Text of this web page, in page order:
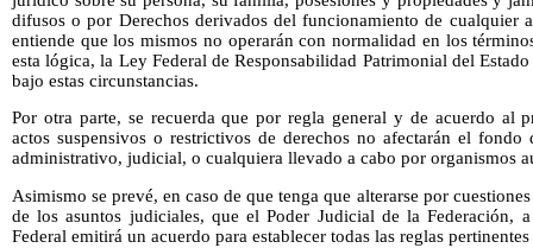
difusos o por Derechos derivados del funcionamiento de cualquier
entiende que los mismos no operarán con normalidad en los
esta lógica, la Ley Federal de Responsabilidad Patrimonial del
bajo estas circunstancias.
Por otra parte, se recuerda que por regla general y de acuerdo al
actos suspensivos o restrictivos de derechos no afectarán el
administrativo, judicial, o cualquiera llevado a cabo por organismos
Asimismo se prevé, en caso de que tenga que alterarse por
de los asuntos judiciales, que el Poder Judicial de la Federación,
Federal emitirá un acuerdo para establecer todas las reglas